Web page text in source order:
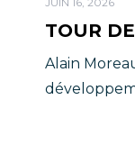
TOUR
Alain